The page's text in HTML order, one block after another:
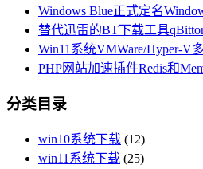
Windows Blue正式定名
替代迅雷的BT下载工具
Win11系统VMWare/Hyper-V
PHP网站加速插件Redis和
分类目录
win10系统下载 (12)
win11系统下载 (25)